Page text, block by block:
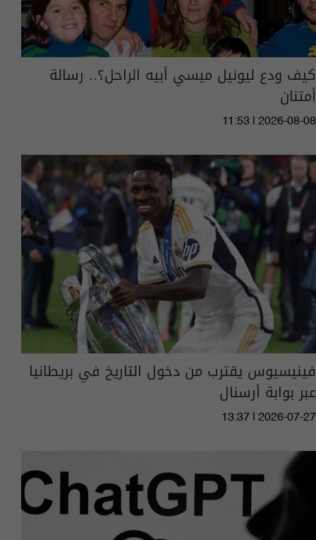
كيف ودع ليونيل ميسي أبيه الراحل؟.. رسالة
أمتنان
11:53 | 2026-08-08
فينيسيوس يقترب من دخول التاريخ في بريطانيا
عبر بوابة أرسنال
13:37 | 2026-07-27